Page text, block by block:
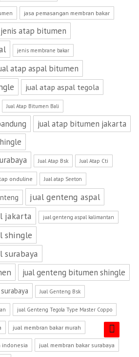
jasa pemasangan membran bakar
jenis atap bitumen
jenis membrane bakar
atap aspal bitumen
jual atap aspal tegola
Jual Atap Bitumen Bali
jual atap bitumen jakarta
Jual Atap Bsk Jual Atap Cti
onduline Jual atap Seeton
jual genteng aspal
jakarta
jual genteng aspal kalimantan
shingle
surabaya
jual genteng bitumen shingle
Jual Genteng Bsk
jual Genteng Tegola Type Master Coppo
jual membran bakar murah
indonesia jual membran bakar surabaya